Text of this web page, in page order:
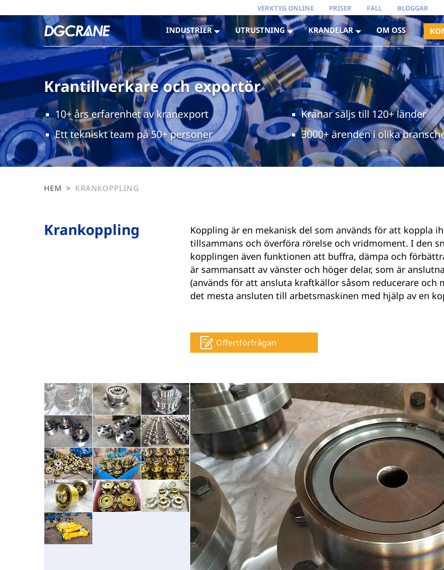
VERKTYG ONLINE PRISER FALL BLOGGAR
INDUSTRIER UTRUSTNING KRANDELAR OM OSS
Krantillverkare och exportör
10+ års erfarenhet av kranexport
Kranar säljs till 120+ länder
Ett tekniskt team på 50+ personer
3000+ ärenden i olika
HEM > KRANKOPPLING
Krankoppling
Koppling är en mekanisk del som används för att koppla
tillsammans och överföra rörelse och vridmoment. I den
kopplingen även funktionen att buffra, dämpa och
är sammansatt av vänster och höger delar, som är
(används för att ansluta kraftkällor såsom reducerare
det mesta ansluten till arbetsmaskinen med hjälp av en
Offertförfrågan